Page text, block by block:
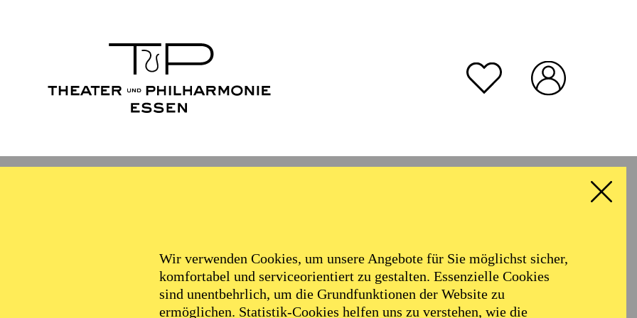
Wir verwenden Cookies, um unsere Angebote für Sie möglichst sicher,
komfortabel und serviceorientiert zu gestalten. Essenzielle Cookies
sind unentbehrlich, um die Grundfunktionen der Website zu
ermöglichen. Statistik-Cookies helfen uns zu verstehen, wie die